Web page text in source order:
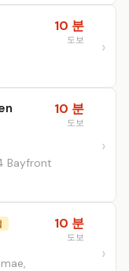
10 분
도보
Bayfront
10 분
도보
10 분
도보